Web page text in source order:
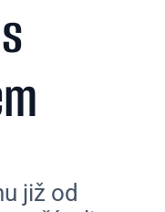
již od